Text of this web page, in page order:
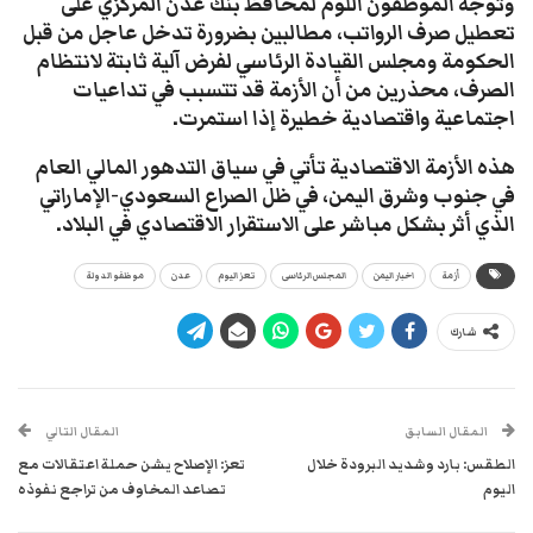
تعطيل صرف الرواتب، مطالبين بضرورة تدخل عاجل من قبل
الحكومة ومجلس القيادة الرئاسي لفرض آلية ثابتة لانتظام
الصرف، محذرين من أن الأزمة قد تتسبب في تداعيات
اجتماعية واقتصادية خطيرة إذا استمرت.
هذه الأزمة الاقتصادية تأتي في سياق التدهور المالي العام
في جنوب وشرق اليمن، في ظل الصراع السعودي-الإماراتي
الذي أثر بشكل مباشر على الاستقرار الاقتصادي في البلاد.
أزمة اخبار اليمن المجلس الرئاسى تعز اليوم عدن موظفو الدولة
شارك
المقال السابق
الطقس: بارد وشديد البرودة خلال
اليوم
المقال التالي
تعز: الإصلاح يشن حملة اعتقالات مع
تصاعد المخاوف من تراجع نفوذه